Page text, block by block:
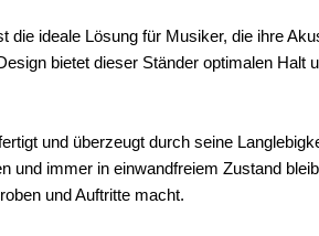
die ideale Lösung für Musiker, die ihre
bietet dieser Ständer optimalen Halt
und überzeugt durch seine
und immer in einwandfreiem Zustand
und Auftritte macht.